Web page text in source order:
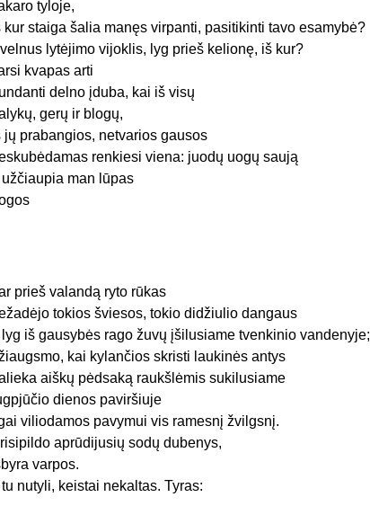
tyloje,
kur staiga šalia manęs virpanti, pasitikinti tavo esamybė?
lytėjimo vijoklis, lyg prieš kelionę, iš kur?
kvapas arti
delno įduba, kai iš visų
gerų ir blogų,
jų prabangios, netvarios gausos
renkiesi viena: juodų uogų saują
užčiaupia man lūpas
prieš valandą ryto rūkas
tokios šviesos, tokio didžiulio dangaus
lyg iš gausybės rago žuvų įšilusiame tvenkinio vandenyje;
kai kylančios skristi laukinės antys
aiškų pėdsaką raukšlėmis sukilusiame
dienos paviršiuje
viliodamos pavymui vis ramesnį žvilgsnį.
aprūdijusių sodų dubenys,
varpos.
tu nutyli, keistai nekaltas. Tyras: